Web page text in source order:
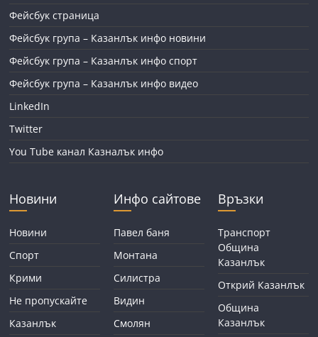
Фейсбук страница
Фейсбук група – Казанлък инфо новини
Фейсбук група – Казанлък инфо спорт
Фейсбук група – Казанлък инфо видео
LinkedIn
Twitter
You Tube канал Казналък инфо
Новини
Новини
Спорт
Крими
Не пропускайте
Казанлък
Инфо сайтове
Павел баня
Монтана
Силистра
Видин
Смолян
Връзки
Транспорт
Община
Казанлък
Открий Казанлък
Община
Казанлък